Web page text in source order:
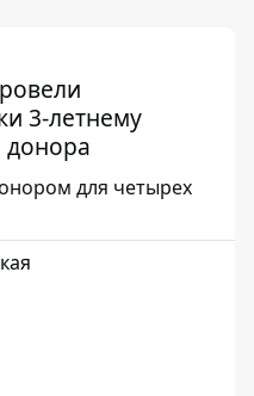
3-летнему
донора
для четырех